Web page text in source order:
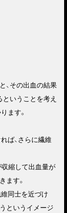
、その出血の結果
いうことを考え
ます。
ば、さらに繊維
縮して出血量が
ます。
同士を近づけ
というイメージ